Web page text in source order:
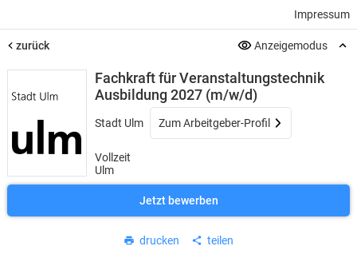
Impressum
zurück Anzeigemodus
Fachkraft für Veranstaltungstechnik
Ausbildung 2027 (m/w/d)
Stadt Ulm Zum Arbeitgeber-Profil
Vollzeit
Ulm
Jetzt bewerben
drucken teilen